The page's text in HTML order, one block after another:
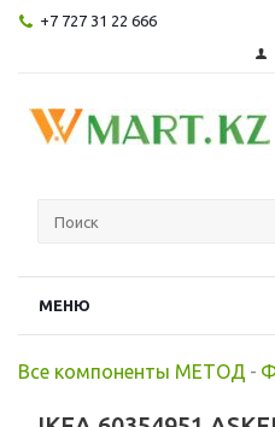
+7 727 31 22 666
МЕНЮ
Все компоненты МЕТОД -